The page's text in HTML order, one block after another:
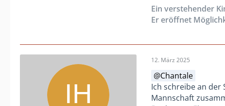
Ein verstehender
Er eröffnet
12. März 2025
Chantale
Ich schreibe an
Mannschaft